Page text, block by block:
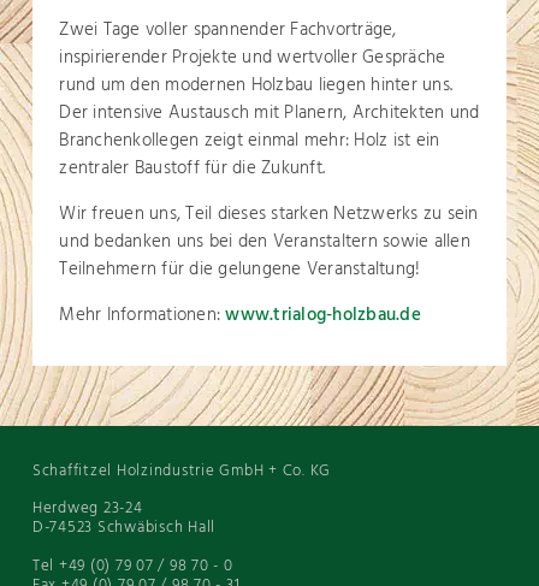
Zwei Tage voller spannender Fachvorträge,
inspirierender Projekte und wertvoller Gespräche
rund um den modernen Holzbau liegen hinter uns.
Der intensive Austausch mit Planern, Architekten und
Branchenkollegen zeigt einmal mehr: Holz ist ein
zentraler Baustoff für die Zukunft.
Wir freuen uns, Teil dieses starken Netzwerks zu sein
und bedanken uns bei den Veranstaltern sowie allen
Teilnehmern für die gelungene Veranstaltung!
Mehr Informationen:www.trialog-holzbau.de
Schaffitzel Holzindustrie GmbH + Co. KG
Herdweg 23-24
D-74523 Schwäbisch Hall
Tel +49 (0) 79 07 / 98 70 - 0